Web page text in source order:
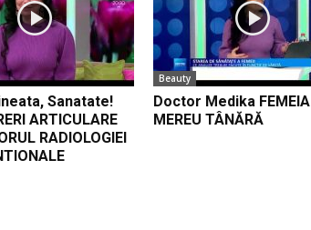
Sanatate!
ARTICULARE
RADIOLOGIEI
Beauty
Doctor Medika FEMEIA
MEREU TÂNĂRĂ